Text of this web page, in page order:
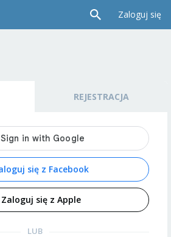
Zaloguj się
REJESTRACJA
się z Facebook
Zaloguj się z Apple
LUB